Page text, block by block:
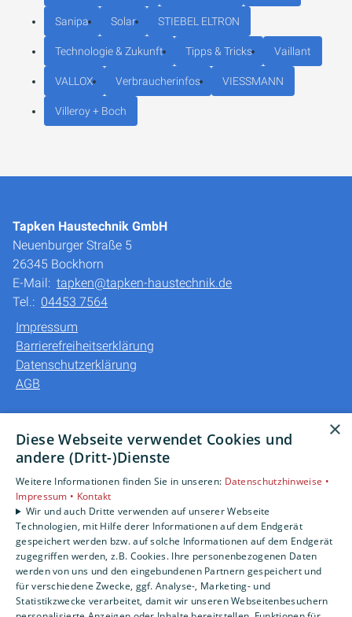
Sanipa Solar STIEBEL ELTRON
Technologie & Zukunft Tipps & Tricks Vaillant
VALLOX Verbraucherinfos VIESSMANN
Villeroy + Boch
Tapken Haustechnik GmbH
Neuenburger Straße 5
26345 Bockhorn
E-Mail: tapken@tapken-haustechnik.de
Tel.: 04453 7564
Impressum
Barrierefreiheitserklärung
Datenschutzerklärung
AGB
Privatkunden
Gewerbekunden
Karriere
Unternehmen
Kontakt
×
Diese Webseite verwendet Cookies und
andere (Dritt-)Dienste
Weitere Informationen finden Sie in unseren: Datenschutzhinweise •
Impressum • Kontakt
Wir und auch Dritte verwenden auf unserer Webseite
Technologien, mit Hilfe derer Informationen auf dem Endgerät
gespeichert werden bzw. auf solche Informationen auf dem Endgerät
zugegriffen werden, z.B. Cookies. Ihre personenbezogenen Daten
werden von uns und den eingebundenen Partnern gespeichert und
für verschiedene Zwecke, ggf. Analyse-, Marketing- und
Statistikzwecke verarbeitet, damit wir unseren Webseitenbesuchern